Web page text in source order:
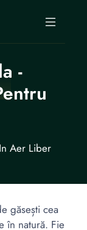
-
Aer Liber
găsești cea
în natură. Fie